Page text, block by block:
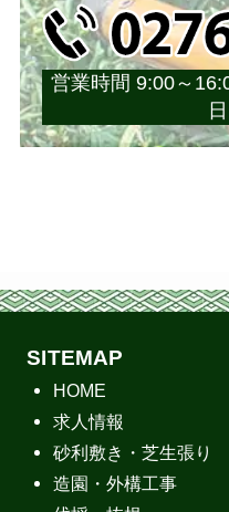
営業時間 9:00～
SITEMAP
HOME
求人情報
砂利敷き・芝生張り
造園・外構工事